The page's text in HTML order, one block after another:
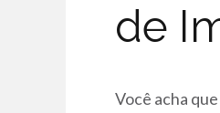
de
Você acha